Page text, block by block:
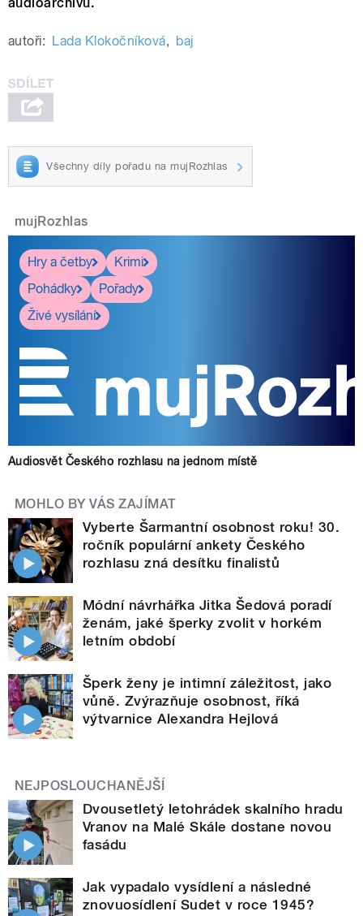
autoři: Lada Klokočníková, baj
Všechny díly pořadu na mujRozhlas
mujRozhlas
Hry a četby
Krimi
Pohádky
Pořady
Živé vysílání
Audiosvět Českého rozhlasu na jednom místě
MOHLO BY VÁS ZAJÍMAT
Vyberte Šarmantní osobnost roku! 30.
ročník populární ankety Českého
rozhlasu zná desítku finalistů
Módní návrhářka Jitka Šedová poradí
ženám, jaké šperky zvolit v horkém
letním období
Šperk ženy je intimní záležitost, jako
vůně. Zvýrazňuje osobnost, říká
výtvarnice Alexandra Hejlová
NEJPOSLOUCHANĚJŠÍ
Dvousetletý letohrádek skalního hradu
Vranov na Malé Skále dostane novou
fasádu
Jak vypadalo vysídlení a následné
znovuosídlení Sudet v roce 1945?